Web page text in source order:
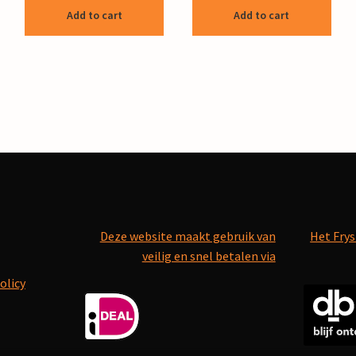
Add to cart Add to cart
Deze website maakt gebruik van
veilig en snel betalen via
Het